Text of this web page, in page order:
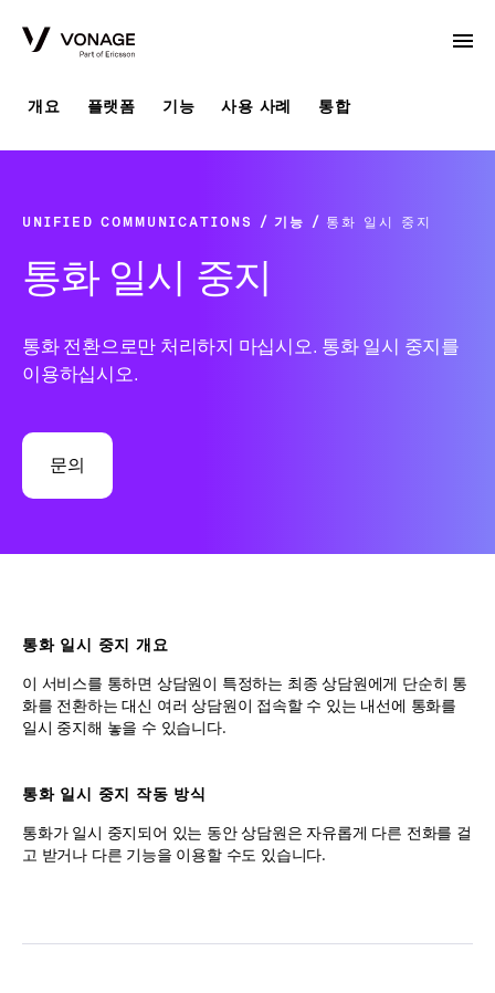
개요 플랫폼 기능 사용 사례 통합
UNIFIED COMMUNICATIONS 기능 통화 일시 중지
통화 일시 중지
통화 전환으로만 처리하지 마십시오. 통화 일시 중지를
이용하십시오.
문의
통화 일시 중지 개요
이 서비스를 통하면 상담원이 특정하는 최종 상담원에게 단순히 통
화를 전환하는 대신 여러 상담원이 접속할 수 있는 내선에 통화를
일시 중지해 놓을 수 있습니다.
통화 일시 중지 작동 방식
통화가 일시 중지되어 있는 동안 상담원은 자유롭게 다른 전화를 걸
고 받거나 다른 기능을 이용할 수도 있습니다.